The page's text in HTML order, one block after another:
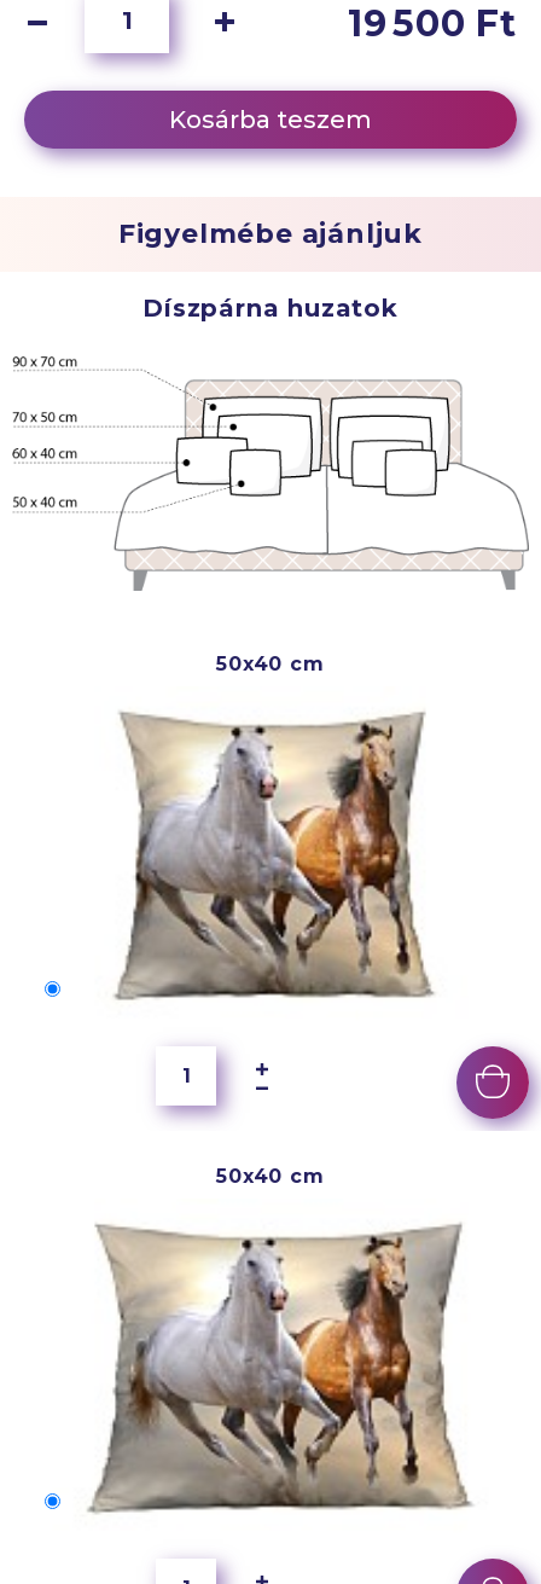
19 500 Ft
Kosárba teszem
Figyelmébe ajánljuk
Díszpárna huzatok
50x40 cm
50x40 cm
50x40 cm
50x40 cm